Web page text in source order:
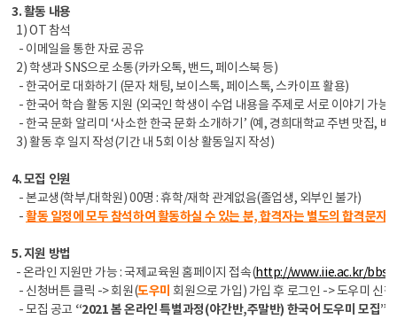
3. 활동 내용
1) OT 참석
- 이메일을 통한 자료 공유
2) 학생과 SNS으로 소통(카카오톡, 밴드, 페이스북 등)
- 한국어로 대화하기 (문자 채팅, 보이스톡, 페이스톡, 스카이프 활용)
- 한국어 학습 활동 지원 (외국인 학생이 수업 내용을 주제로 서로 이야기 가능)
- 한국 문화 알리미 ‘사소한 한국 문화 소개하기’ (예, 경희대학교 주변 맛집, 배
3) 활동 후 일지 작성(기간 내 5회 이상 활동일지 작성)
4. 모집 인원
- 본교생(학부/대학원) 00명 : 휴학/재학 관계없음(졸업생, 외부인 불가)
-활동 일정에 모두 참석하여 활동하실 수 있는 분, 합격자는 별도의 합격문자
5. 지원 방법
- 온라인 지원만 가능 : 국제교육원 홈페이지 접속(http://www.iie.ac.kr/
- 신청버튼 클릭 -> 회원(도우미 회원으로 가입) 가입 후 로그인 -> 도우미 신
- 모집 공고 “2021 봄 온라인 특별과정(야간반,주말반) 한국어 도우미 모집”